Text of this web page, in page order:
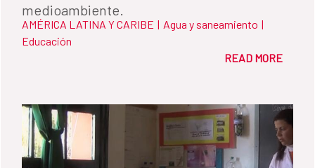
medioambiente.
AMÉRICA LATINA Y CARIBE | Agua y saneamiento |
Educación
READ MORE